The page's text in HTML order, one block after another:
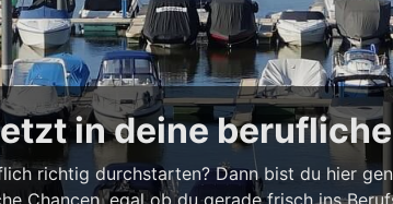
in deine
richtig durchstarten? Dann bist du hier